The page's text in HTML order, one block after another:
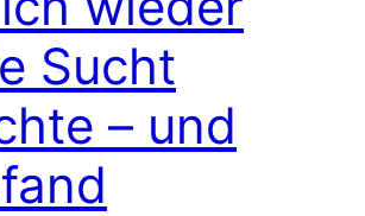
Sucht
– und